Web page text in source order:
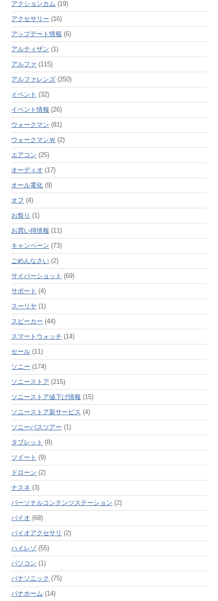
アクションカム (19)
アクセサリー (16)
アップデート情報 (6)
アルティザン (1)
アルファ (115)
アルファレンズ (250)
イベント (32)
イベント情報 (26)
ウォークマン (81)
ウォークマンＷ (2)
エアコン (25)
オーディオ (17)
オール電化 (9)
オフ (4)
お祭り (1)
お買い得情報 (11)
キャンペーン (73)
ごめんなさい (2)
サイバーショット (69)
サポート (4)
スーリヤ (1)
スピーカー (44)
スマートウォッチ (14)
セール (11)
ソニー (174)
ソニーストア (215)
ソニーストア値下げ情報 (15)
ソニーストア新サービス (4)
ソニーバスツアー (1)
タブレット (8)
ツイート (9)
ドローン (2)
ナスネ (3)
パーソナルコンテンツステーション (2)
バイオ (68)
バイオアクセサリ (2)
ハイレゾ(55)
パソコン (1)
パナソニック (75)
パナホーム (14)